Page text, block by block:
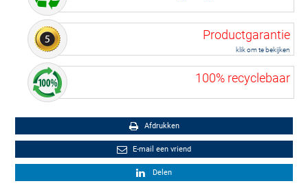
Productgarantie
klik om te bekijken
100% recyclebaar
Afdrukken
E-mail een vriend
Delen